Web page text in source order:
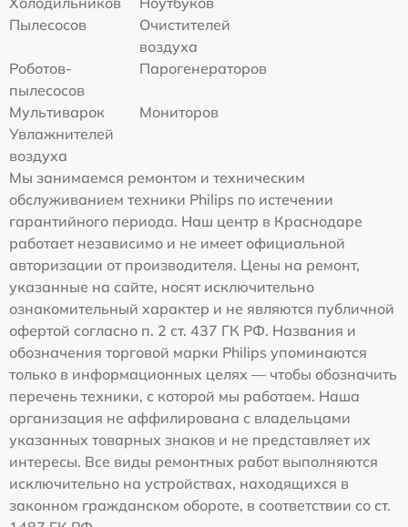
Пылесосов
Очистителей
воздуха
Роботов-
пылесосов
Парогенераторов
Мультиварок
Мониторов
Увлажнителей
воздуха
Мы занимаемся ремонтом и техническим
обслуживанием техники Philips по истечении
гарантийного периода. Наш центр в Краснодаре
работает независимо и не имеет официальной
авторизации от производителя. Цены на ремонт,
указанные на сайте, носят исключительно
ознакомительный характер и не являются публичной
офертой согласно п. 2 ст. 437 ГК РФ. Названия и
обозначения торговой марки Philips упоминаются
только в информационных целях — чтобы обозначить
перечень техники, с которой мы работаем. Наша
организация не аффилирована с владельцами
указанных товарных знаков и не представляет их
интересы. Все виды ремонтных работ выполняются
исключительно на устройствах, находящихся в
законном гражданском обороте, в соответствии со ст.